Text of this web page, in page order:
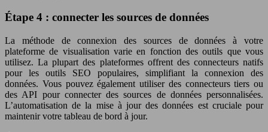
Étape 4 : connecter les sources de données
La méthode de connexion des sources de données à votre
plateforme de visualisation varie en fonction des outils que vous
utilisez. La plupart des plateformes offrent des connecteurs natifs
pour les outils SEO populaires, simplifiant la connexion des
données. Vous pouvez également utiliser des connecteurs tiers ou
des API pour connecter des sources de données personnalisées.
L’automatisation de la mise à jour des données est cruciale pour
maintenir votre tableau de bord à jour.